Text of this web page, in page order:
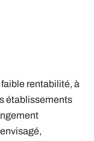
rentabilité, à
établissements